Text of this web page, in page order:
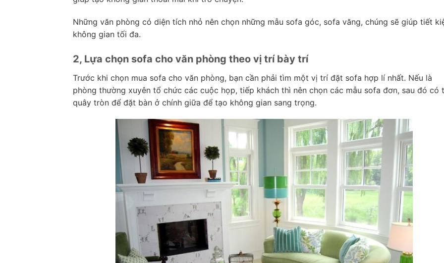
Những văn phòng có diện tích nhỏ nên chọn những mẫu sofa góc, sofa văng, chúng sẽ giúp tiết
không gian tối đa.
2, Lựa chọn sofa cho văn phòng theo vị trí bày trí
Trước khi chọn mua sofa cho văn phòng, bạn cần phải tìm một vị trí đặt sofa hợp lí nhất. Nếu là
phòng thường xuyên tổ chức các cuộc họp, tiếp khách thì nên chọn các mẫu sofa đơn, sau đó có
quây tròn để đặt bàn ở chính giữa để tạo không gian sang trọng.